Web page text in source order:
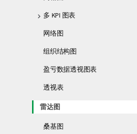
多 KPI 图表
网络图
组织结构图
盈亏数据透视图表
透视表
雷达图
桑基图